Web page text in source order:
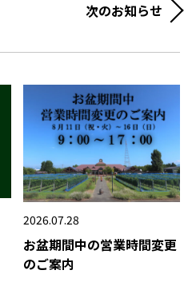
次のお知らせ
2026.07.28
お盆期間中の営業時間変更
のご案内